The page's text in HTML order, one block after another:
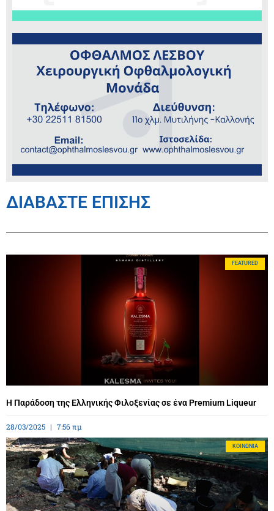
ΔΙΑΒΑΣΤΕ ΕΠΙΣΗΣ
FEATURED
Η Παράδοση της Ελληνικής Φιλοξενίας σε ένα Premium Liqueur
28/03/2025 7:56 πμ
ΚΟΙΝΩΝΊΑ